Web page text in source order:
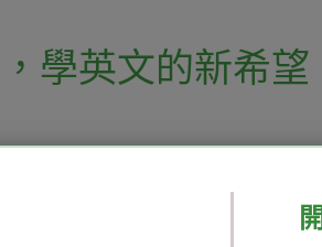
， 學英文的新希望